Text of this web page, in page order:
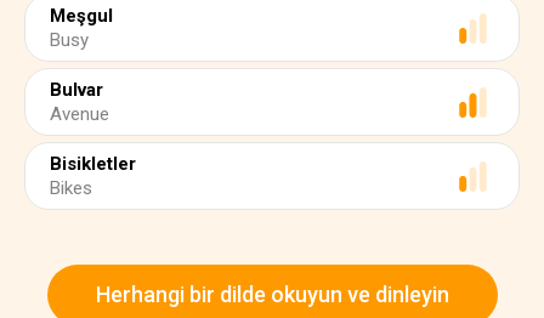
Meşgul
Busy
Bulvar
Avenue
Bisikletler
Bikes
Herhangi bir dilde okuyun ve dinleyin